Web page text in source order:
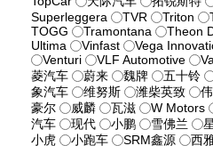
Superleggera
TVR Triton
TOGG
Tramontana Theon
Ultima
Vinfast Vega
Venturi
VLF Automotive
菱汽车
蔚来 魏牌 五十铃
象汽车
维努斯 潍柴英致
豪尔
威麟 瓦滋 W Motors
汽车
现代 小鹏 雪佛兰
小虎
小跑车 SRM鑫源 西